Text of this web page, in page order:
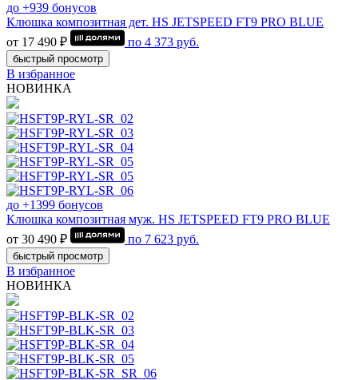
до +939 бонусов
Клюшка композитная дет. HS JETSPEED FT9 PRO BLUE
от 17 490 ₽
по 4 373 руб.
быстрый просмотр
В избранное
НОВИНКА
до +1399 бонусов
Клюшка композитная муж. HS JETSPEED FT9 PRO BLUE
от 30 490 ₽
по 7 623 руб.
быстрый просмотр
В избранное
НОВИНКА